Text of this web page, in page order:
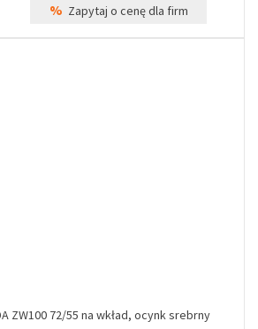
% Zapytaj o cenę dla firm
ZW100 72/55 na wkład, ocynk srebrny